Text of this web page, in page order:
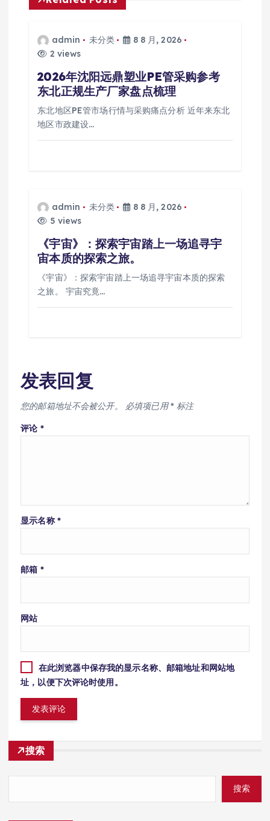
admin 未分类
8 8 月, 2026
2 views
2026年沈阳远鼎塑业PE管采购参考
东北正规生产厂家盘点梳理
东北地区PE管市场行情与采购痛点分析 近年来东北
地区市政建设…
admin 未分类
8 8 月, 2026
5 views
《宇宙》：探索宇宙踏上一场追寻宇
宙本质的探索之旅。
《宇宙》：探索宇宙踏上一场追寻宇宙本质的探索
之旅。 宇宙究竟…
发表回复
您的邮箱地址不会被公开。 必填项已用* 标注
评论 *
显示名称 *
邮箱 *
网站
在此浏览器中保存我的显示名称、邮箱地址和网站地
址，以便下次评论时使用。
搜索
搜索